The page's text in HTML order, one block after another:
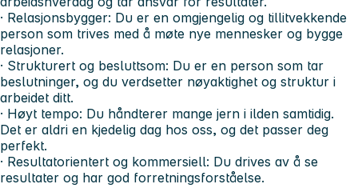
· Relasjonsbygger: Du er en omgjengelig og tillitvekkende
person som trives med å møte nye mennesker og bygge
relasjoner.
· Strukturert og besluttsom: Du er en person som tar
beslutninger, og du verdsetter nøyaktighet og struktur i
arbeidet ditt.
· Høyt tempo: Du håndterer mange jern i ilden samtidig.
Det er aldri en kjedelig dag hos oss, og det passer deg
perfekt.
· Resultatorientert og kommersiell: Du drives av å se
resultater og har god forretningsforståelse.